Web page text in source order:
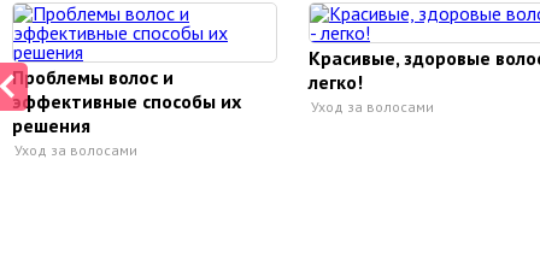
Проблемы волос и
эффективные способы их
решения
Уход за волосами
Красивые, здоровые
легко!
Уход за волосами